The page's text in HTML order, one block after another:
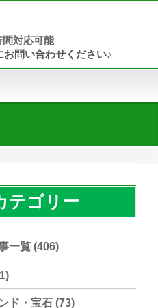
テゴリー
一覧 (406)
ド・宝石 (73)